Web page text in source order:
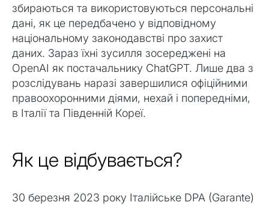
збираються та використовуються персональні
дані, як це передбачено у відповідному
національному законодавстві про захист
даних. Зараз їхні зусилля зосереджені на
OpenAI як постачальнику ChatGPT. Лише два з
розслідувань наразі завершилися офіційними
правоохоронними діями, нехай і попередніми,
в Італії та Південній Кореї.
Як це відбувається?
30 березня 2023 року Італійське DPA (Garante)